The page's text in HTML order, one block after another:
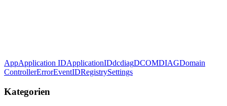
AppApplication IDApplicationIDdcdiagDCOMDIAGDomain
ControllerErrorEventIDRegistrySettings
Kategorien